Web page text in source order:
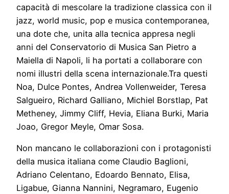
capacità di mescolare la tradizione classica con il
jazz, world music, pop e musica contemporanea,
una dote che, unita alla tecnica appresa negli
anni del Conservatorio di Musica San Pietro a
Maiella di Napoli, li ha portati a collaborare con
nomi illustri della scena internazionale.Tra questi
Noa, Dulce Pontes, Andrea Vollenweider, Teresa
Salgueiro, Richard Galliano, Michiel Borstlap, Pat
Metheney, Jimmy Cliff, Hevia, Eliana Burki, Maria
Joao, Gregor Meyle, Omar Sosa.
Non mancano le collaborazioni con i protagonisti
della musica italiana come Claudio Baglioni,
Adriano Celentano, Edoardo Bennato, Elisa,
Ligabue, Gianna Nannini, Negramaro, Eugenio